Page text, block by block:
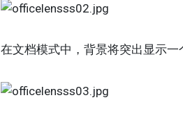
在文档模式中，背景将突出显示一